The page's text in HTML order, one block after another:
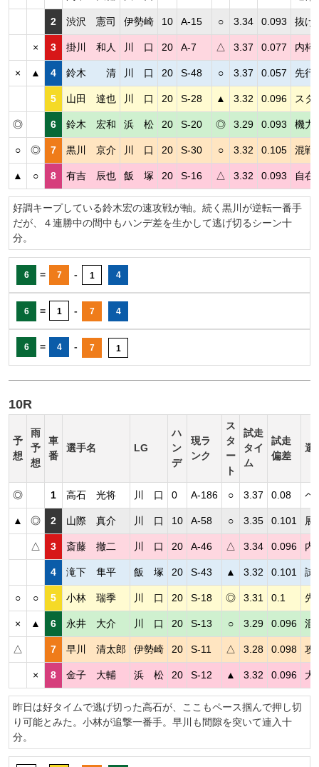
2 渋沢 憲司 伊勢崎 10 A-15 ○ 3.34 0.093 抜け
× 3 掛川 和人 川 口 20 A-7 △ 3.37 0.077 内枠
× ▲ 4 鈴木 清 川 口 20 S-48 ○ 3.37 0.057 先行
5 山田 達也 川 口 20 S-28 ▲ 3.32 0.096 ス
◎ 6 鈴木 宏和 浜 松 20 S-20 ◎ 3.29 0.093 機力
○ ◎ 7 黒川 京介 川 口 20 S-30 ○ 3.32 0.105 混戦
▲ ○ 8 有吉 辰也 飯 塚 20 S-16 △ 3.32 0.093 自在
好調キープしている鈴木宏の速攻戦が軸。続く黒川が逆転一番手
だが、４連勝中の間中もハンデ差を生かして逃げ切るシーン十
分。
6 = 7 - 1 4
6 = 1 - 7 4
6 = 4 - 7 1
10R
予
想
雨
予
想
車
番
選手名 LG
ハ
ン
デ
現ラ
ンク
ス
タ
ー
ト
試走
タイ
ム
試走
偏差
選
◎ 1 高石 光将 川 口 0 A-186 ○ 3.37 0.08 ペ
▲ ◎ 2 山際 真介 川 口 10 A-58 ○ 3.35 0.101 展
△ 3 斎藤 撤二 川 口 20 A-46 △ 3.34 0.096 内
4 滝下 隼平 飯 塚 20 S-43 ▲ 3.32 0.101 試
○ ○ 5 小林 瑞季 川 口 20 S-18 ◎ 3.31 0.1 先
× ▲ 6 永井 大介 川 口 20 S-13 ○ 3.29 0.096 混
△ 7 早川 清太郎 伊勢崎 20 S-11 △ 3.28 0.098 攻
× 8 金子 大輔 浜 松 20 S-12 ▲ 3.32 0.096 大
昨日は好タイムで逃げ切った高石が、ここもペース掴んで押し切
り可能とみた。小林が追撃一番手。早川も間隙を突いて連入十
分。